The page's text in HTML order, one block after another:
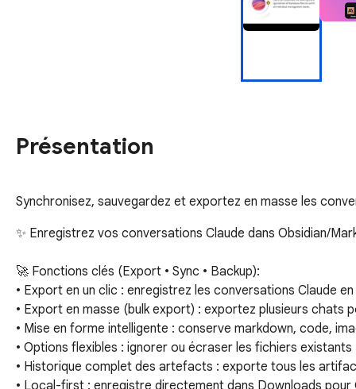
Présentation
Synchronisez, sauvegardez et exportez en masse les
✨ Enregistrez vos conversations Claude dans Obsidian/
🚀 Fonctions clés (Export • Sync • Backup):
• Export en un clic : enregistrez les conversations Claude
• Export en masse (bulk export) : exportez plusieurs chats
• Mise en forme intelligente : conserve markdown, code,
• Options flexibles : ignorer ou écraser les fichiers existants
• Historique complet des artefacts : exporte tous les